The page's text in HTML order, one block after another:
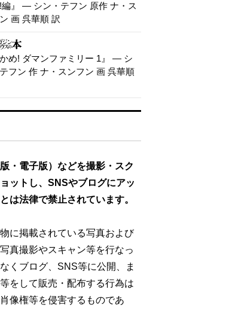
編』 — シン・テフン 原作 ナ・ス
画 呉華順 訳
かめ! ダマンファミリー 1』 — シ
フン 作 ナ・スンフン 画 呉華順
・電子版）などを撮影・スク
ットし、SNSやブログにアッ
は法律で禁止されています。
に掲載されている写真および
真撮影やスキャン等を行なっ
くブログ、SNS等に公開、ま
をして販売・配布する行為は
像権等を侵害するものであ